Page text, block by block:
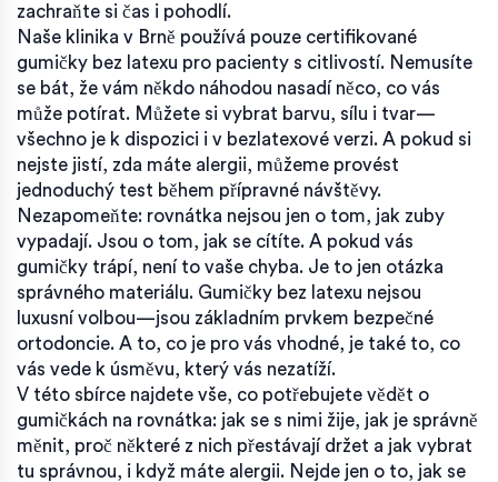
zachraňte si čas i pohodlí.
Naše klinika v Brně používá pouze certifikované
gumičky bez latexu pro pacienty s citlivostí. Nemusíte
se bát, že vám někdo náhodou nasadí něco, co vás
může potírat. Můžete si vybrat barvu, sílu i tvar—
všechno je k dispozici i v bezlatexové verzi. A pokud si
nejste jistí, zda máte alergii, můžeme provést
jednoduchý test během přípravné návštěvy.
Nezapomeňte: rovnátka nejsou jen o tom, jak zuby
vypadají. Jsou o tom, jak se cítíte. A pokud vás
gumičky trápí, není to vaše chyba. Je to jen otázka
správného materiálu. Gumičky bez latexu nejsou
luxusní volbou—jsou základním prvkem bezpečné
ortodoncie. A to, co je pro vás vhodné, je také to, co
vás vede k úsměvu, který vás nezatíží.
V této sbírce najdete vše, co potřebujete vědět o
gumičkách na rovnátka: jak se s nimi žije, jak je správně
měnit, proč některé z nich přestávají držet a jak vybrat
tu správnou, i když máte alergii. Nejde jen o to, jak se